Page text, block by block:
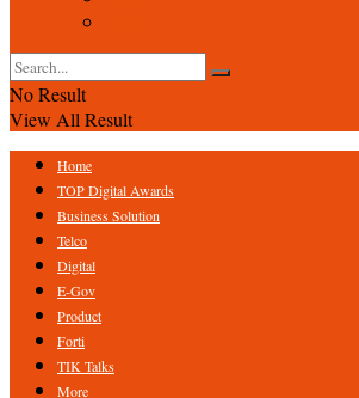
No Result
View All Result
Home
TOP Digital Awards
Business Solution
Telco
Digital
E-Gov
Product
Forti
TIK Talks
More